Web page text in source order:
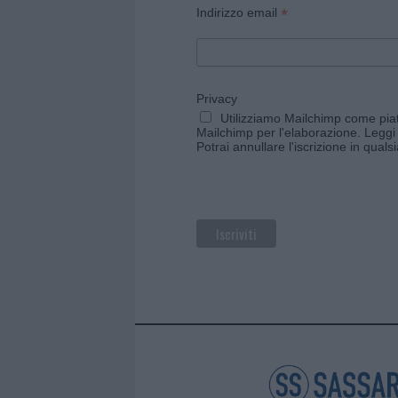
Indirizzo email *
Privacy
Utilizziamo Mailchimp come
Mailchimp per l'elaborazione.
Potrai annullare l'iscrizione in